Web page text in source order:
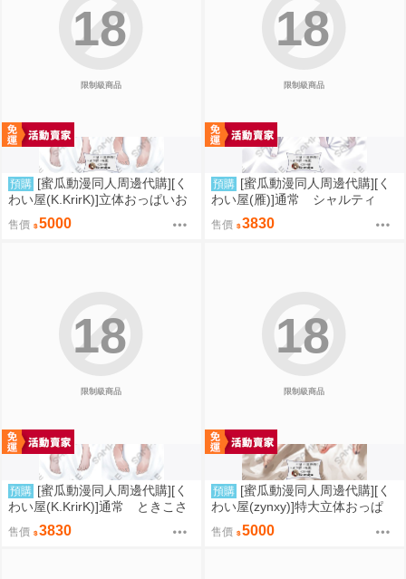
限制級商品
18
預購 [蜜瓜動漫同人周邊代購][く
わい屋(K.KrirK)]立体おっぱいお
尻 ときこさん (K.KrirK)抱き
枕カバー(FGO)(抱枕套)(同人周
售價 5000
限制級商品
18
預購 [蜜瓜動漫同人周邊代購][く
わい屋(雁)]通常 シャルティ
ア (雁)抱き枕カバー(OVERLO
RD)(抱枕套)(同人周邊)
售價 3830
限制級商品
18
預購 [蜜瓜動漫同人周邊代購][く
わい屋(K.KrirK)]通常 ときこさ
ん (K.KrirK)抱き枕カバー(FG
O)(抱枕套)(同人周邊)
售價 3830
限制級商品
18
預購 [蜜瓜動漫同人周邊代購][く
わい屋(zynxy)]特大立体おっぱ
い マキマ (zynxy)抱き枕カバ
ー(抱枕套)(同人周邊)
售價 5000